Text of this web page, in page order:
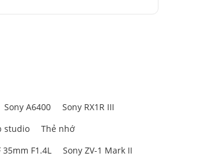
Sony A6400
Sony RX1R III
studio
Thẻ nhớ
35mm F1.4L
Sony ZV-1 Mark II